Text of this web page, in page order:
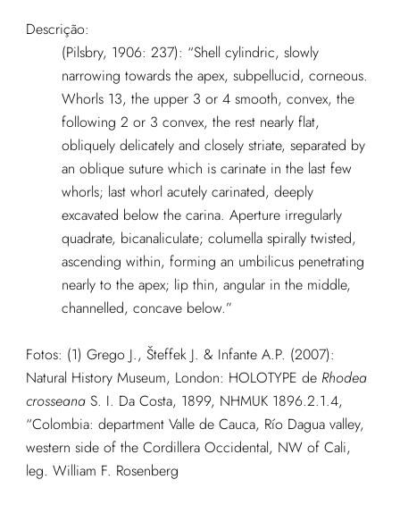
Descrição:
(Pilsbry, 1906: 237): “Shell cylindric, slowly
narrowing towards the apex, subpellucid, corneous.
Whorls 13, the upper 3 or 4 smooth, convex, the
following 2 or 3 convex, the rest nearly flat,
obliquely delicately and closely striate, separated by
an oblique suture which is carinate in the last few
whorls; last whorl acutely carinated, deeply
excavated below the carina. Aperture irregularly
quadrate, bicanaliculate; columella spirally twisted,
ascending within, forming an umbilicus penetrating
nearly to the apex; lip thin, angular in the middle,
channelled, concave below.”
Fotos: (1) Grego J., Šteffek J. & Infante A.P. (2007):
Natural History Museum, London: HOLOTYPE de Rhodea
crosseanaS. I. Da Costa, 1899, NHMUK 1896.2.1.4,
“Colombia: department Valle de Cauca, Río Dagua valley,
western side of the Cordillera Occidental, NW of Cali,
leg. William F. Rosenberg